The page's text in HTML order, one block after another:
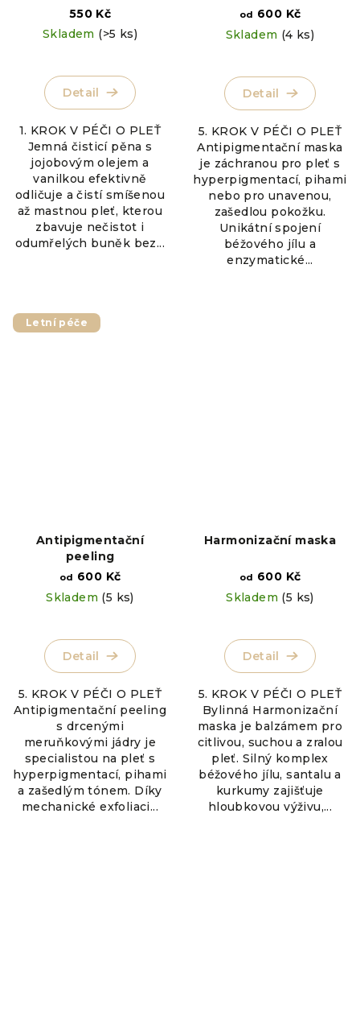
550 Kč
Skladem (>5 ks)
Detail
1. KROK V PÉČI O PLEŤ
Jemná čisticí pěna s
jojobovým olejem a
vanilkou efektivně
odličuje a čistí smíšenou
až mastnou pleť, kterou
zbavuje nečistot i
odumřelých buněk bez...
od 600 Kč
Skladem (4 ks)
Detail
5. KROK V PÉČI O PLEŤ
Antipigmentační maska
je záchranou pro pleť s
hyperpigmentací, pihami
nebo pro unavenou,
zašedlou pokožku.
Unikátní spojení
béžového jílu a
enzymatické...
Letní péče
Antipigmentační
peeling
od 600 Kč
Skladem (5 ks)
Detail
5. KROK V PÉČI O PLEŤ
Antipigmentační peeling
s drcenými
meruňkovými jádry je
specialistou na pleť s
hyperpigmentací, pihami
a zašedlým tónem. Díky
mechanické exfoliaci...
Harmonizační maska
od 600 Kč
Skladem (5 ks)
Detail
5. KROK V PÉČI O PLEŤ
Bylinná Harmonizační
maska je balzámem pro
citlivou, suchou a zralou
pleť. Silný komplex
béžového jílu, santalu a
kurkumy zajišťuje
hloubkovou výživu,...